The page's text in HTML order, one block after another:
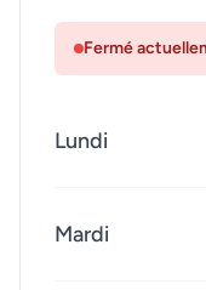
Fermé
Lundi
Mardi